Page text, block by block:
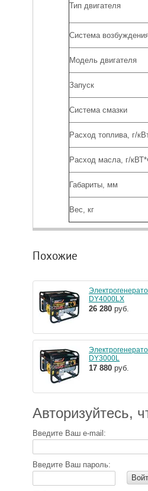
Тип двигателя
Система
Модель двигателя
Запуск
Система смазки
Расход топлива, г/
Расход масла, г/
Габариты, мм
Вес, кг
Похожие
DY4000LX
26 280 руб.
DY3000L
17 880 руб.
Авторизуйтесь,
Введите Ваш e-mail:
Введите Ваш пароль: